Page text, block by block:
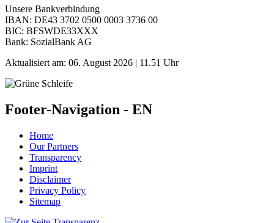
Unsere Bankverbindung
IBAN: DE43 3702 0500 0003 3736 00
BIC: BFSWDE33XXX
Bank: SozialBank AG
Aktualisiert am: 06. August 2026 | 11.51 Uhr
Footer-Navigation - EN
Home
Our Partners
Transparency
Imprint
Disclaimer
Privacy Policy
Sitemap